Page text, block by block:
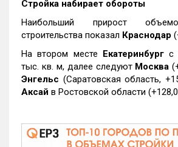
Стройка набирает обороты
Наибольший прирост
строительства показал Краснодар
На втором месте Екатеринбургс
тыс. кв. м, далее следуют Москва
Энгельс (Саратовская область,
Аксай в Ростовской области